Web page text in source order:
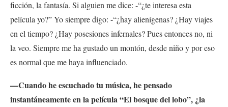
ficción, la fantasía. Si alguien me dice: -“¿te interesa esta
película yo?” Yo siempre digo: -“¿hay alienígenas? ¿Hay viajes
en el tiempo? ¿Hay posesiones infernales? Pues entonces no, ni
la veo. Siempre me ha gustado un montón, desde niño y por eso
es normal que me haya influenciado.
—Cuando he escuchado tu música, he pensado
instantáneamente en la película“El bosque del lobo”, ¿la